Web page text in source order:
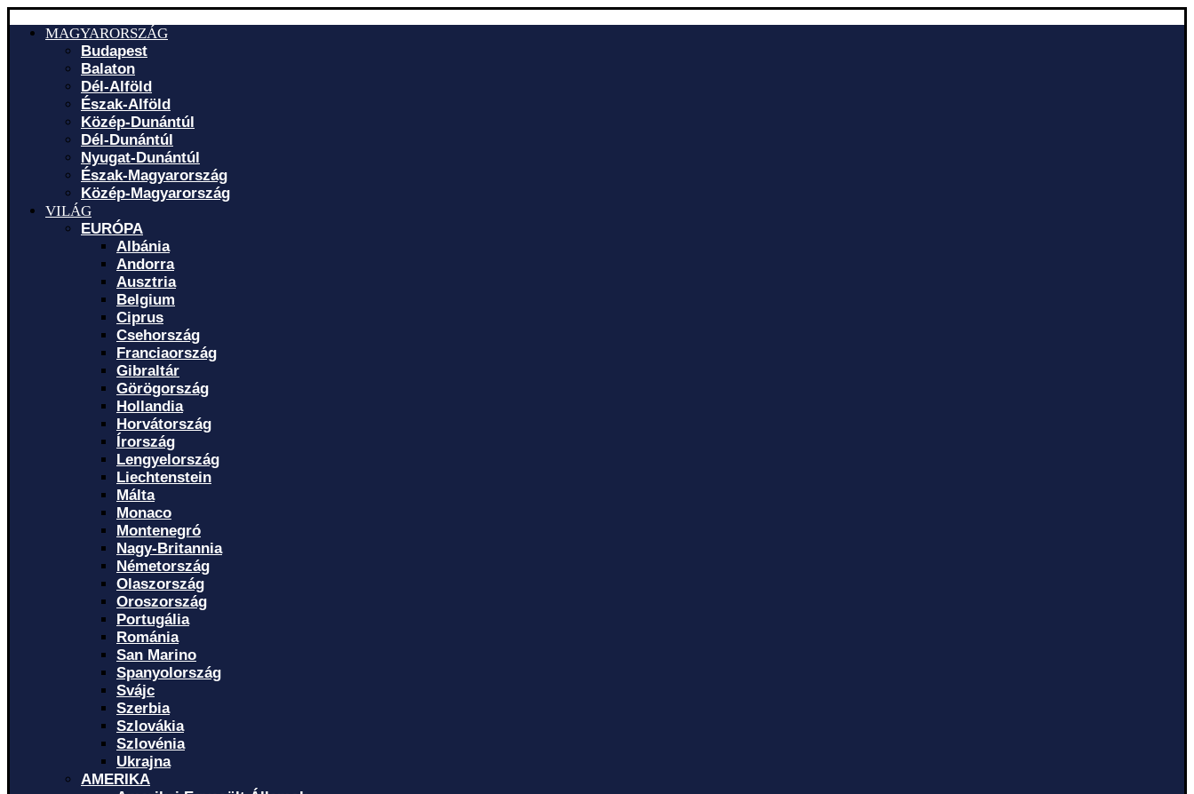
MAGYARORSZÁG
Budapest
Balaton
Dél-Alföld
Észak-Alföld
Közép-Dunántúl
Dél-Dunántúl
Nyugat-Dunántúl
Észak-Magyarország
Közép-Magyarország
VILÁG
EURÓPA
Albánia
Andorra
Ausztria
Belgium
Ciprus
Csehország
Franciaország
Gibraltár
Görögország
Hollandia
Horvátország
Írország
Lengyelország
Liechtenstein
Málta
Monaco
Montenegró
Nagy-Britannia
Németország
Olaszország
Oroszország
Portugália
Románia
San Marino
Spanyolország
Svájc
Szerbia
Szlovákia
Szlovénia
Ukrajna
AMERIKA